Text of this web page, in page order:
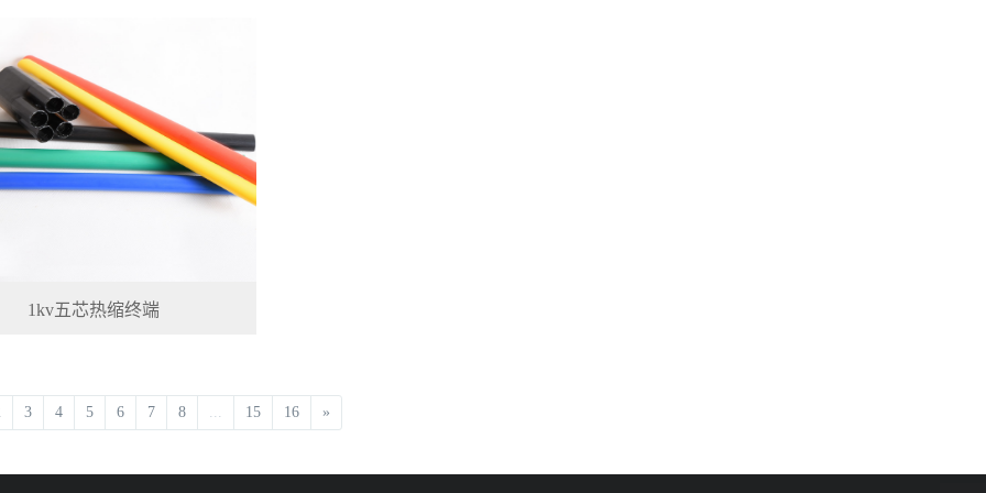
1kv五芯热缩终端
3 4 5 6 7 8 ... 15 16 »